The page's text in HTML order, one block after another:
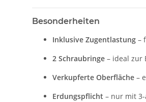
Besonderheiten
Inklusive Zugentlastung –
2 Schraubringe – ideal zur
Verkupferte Oberfläche –
Erdungspflicht – nur mit